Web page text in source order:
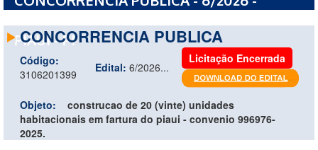
PIAUI - PI
CONCORRENCIA PUBLICA
Código:
3106201399
Edital: 6/2026...
Licitação Encerrada
Objeto:
construcao de 20 (vinte) unidades
habitacionais em fartura do piaui - convenio 996976-
2025.